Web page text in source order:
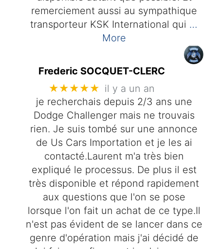
remerciement aussi au sympathique
transporteur KSK International qui …
More
Frederic SOCQUET-CLERC
★★★★★ il y a un an
je recherchais depuis 2/3 ans une
Dodge Challenger mais ne trouvais
rien. Je suis tombé sur une annonce
de Us Cars Importation et je les ai
contacté.Laurent m'a très bien
expliqué le processus. De plus il est
très disponible et répond rapidement
aux questions que l'on se pose
lorsque l'on fait un achat de ce type.Il
n'est pas évident de se lancer dans ce
genre d'opération mais j'ai décidé de